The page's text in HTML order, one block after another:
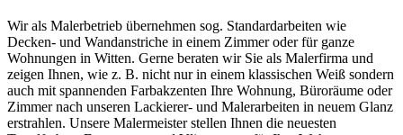
Wir als Malerbetrieb übernehmen sog. Standardarbeiten wie
Decken- und Wandanstriche in einem Zimmer oder für ganze
Wohnungen in Witten. Gerne beraten wir Sie als Malerfirma und
zeigen Ihnen, wie z. B. nicht nur in einem klassischen Weiß sondern
auch mit spannenden Farbakzenten Ihre Wohnung, Büroräume oder
Zimmer nach unseren Lackierer- und Malerarbeiten in neuem Glanz
erstrahlen. Unsere Malermeister stellen Ihnen die neuesten